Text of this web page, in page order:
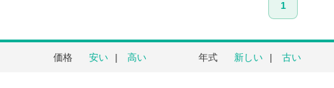
1
価格 安い 高い 年式 新しい 古い